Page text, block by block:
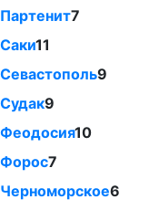
Партенит7
Саки11
Севастополь9
Судак9
Феодосия10
Форос7
Черноморское6